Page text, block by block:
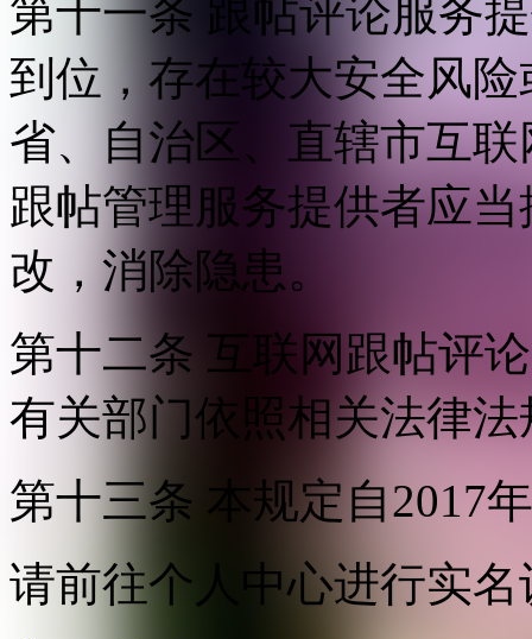
第十一条 跟帖评论服务
到位，存在较大安全风
省、自治区、直辖市互
跟帖管理服务提供者应
改，消除隐患。
第十二条 互联网跟帖评
有关部门依照相关法律
第十三条 本规定自2017
请前往个人中心进行实名